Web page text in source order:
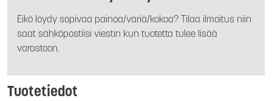
Eikö löydy sopivaa painoa/väriä/kokoa? Tilaa ilmoitus niin
saat sähköpostiisi viestin kun tuotetta tulee lisää
varastoon.
Tuotetiedot